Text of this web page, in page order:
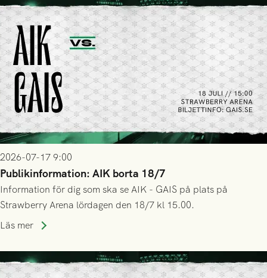
2026-07-17 9:00
Publikinformation: AIK borta 18/7
Information för dig som ska se AIK - GAIS på plats på
Strawberry Arena lördagen den 18/7 kl 15.00.
Läs mer